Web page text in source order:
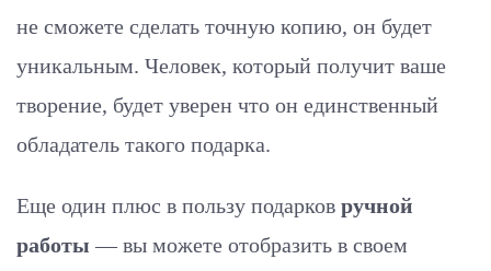
не сможете сделать точную копию, он будет
уникальным. Человек, который получит ваше
творение, будет уверен что он единственный
обладатель такого подарка.
Еще один плюс в пользу подарков ручной
работы — вы можете отобразить в своем